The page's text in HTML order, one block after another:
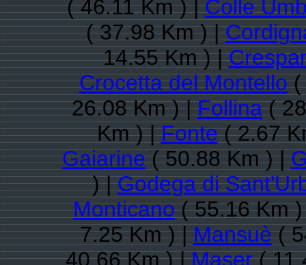
( 46.11 Km ) |Colle
( 37.98 Km ) |
14.55 Km ) |
Crocetta del Montello(
26.08 Km ) |Follina(
Km ) |Fonte( 2.67
Gaiarine( 50.88 Km ) |
) |Godega di
Monticano( 55.16 Km
7.25 Km ) |Mansuè(
40.66 Km ) |Maser(